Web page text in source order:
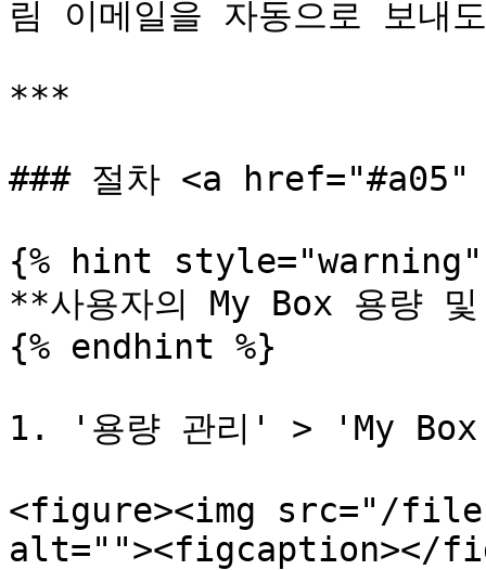
림 이메일을 자동으로 보내
***
### 절차 <a
{% hint style="warning"
**사용자의 My Box 용량
{% endhint %}
1. '용량 관리' > 'My Box'
<figure><img src="/files/
alt=""><figcaption></